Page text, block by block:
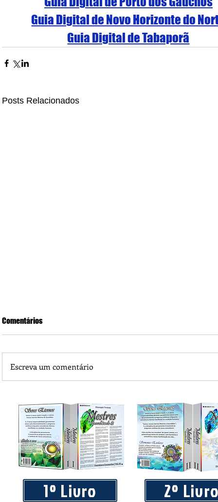
Guia Digital de Novo Horizonte do
Guia Digital de Tabaporã
Posts Relacionados
Praça 04 de Julho recebe novos equipamentos de
Comentários
Escreva um comentário
1º Livro 2º